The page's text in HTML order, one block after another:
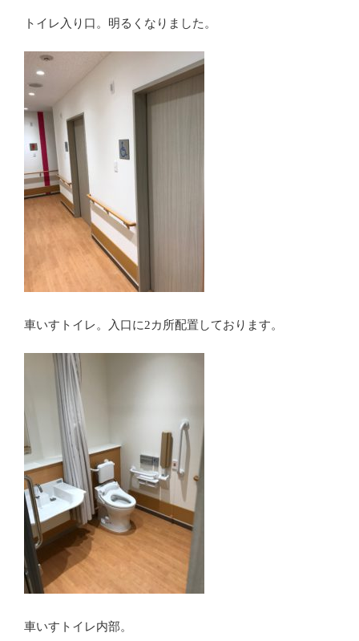
トイレ入り口。明るくなりました。
車いすトイレ。入口に2カ所配置しております。
車いすトイレ内部。